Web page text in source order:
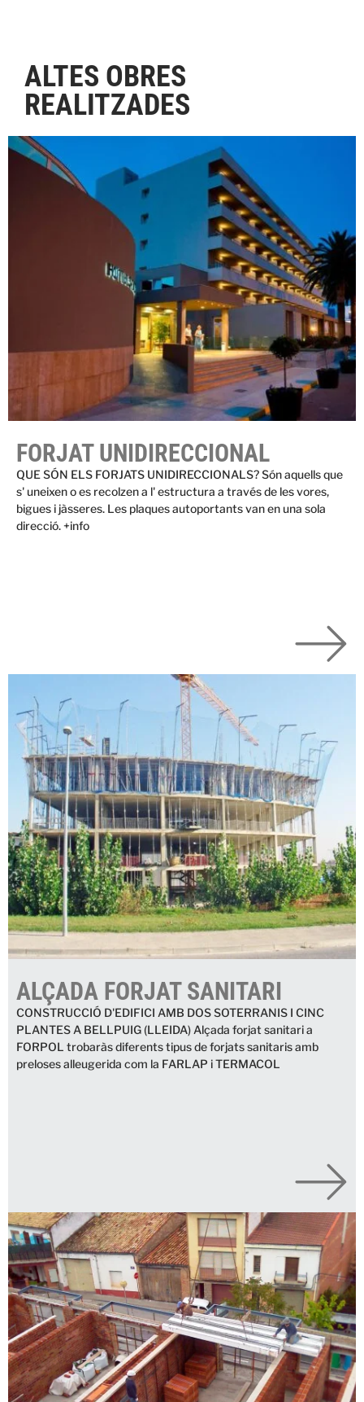
ALTES OBRES
REALITZADES
FORJAT UNIDIRECCIONAL
QUE SÓN ELS FORJATS UNIDIRECCIONALS? Són aquells que
s' uneixen o es recolzen a l' estructura a través de les vores,
bigues i jàsseres. Les plaques autoportants van en una sola
direcció. +info
ALÇADA FORJAT SANITARI
CONSTRUCCIÓ D'EDIFICI AMB DOS SOTERRANIS I CINC
PLANTES A BELLPUIG (LLEIDA) Alçada forjat sanitari a
FORPOL trobaràs diferents tipus de forjats sanitaris amb
preloses alleugerida com la FARLAP i TERMACOL